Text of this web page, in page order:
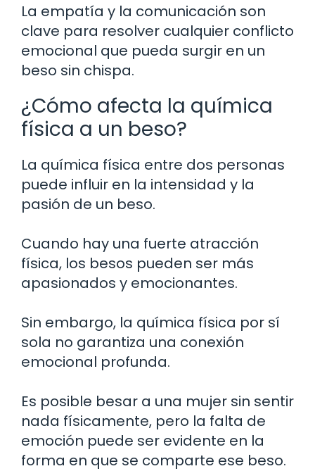
La empatía y la comunicación son
clave para resolver cualquier conflicto
emocional que pueda surgir en un
beso sin chispa.
¿Cómo afecta la química
física a un beso?
La química física entre dos personas
puede influir en la intensidad y la
pasión de un beso.
Cuando hay una fuerte atracción
física, los besos pueden ser más
apasionados y emocionantes.
Sin embargo, la química física por sí
sola no garantiza una conexión
emocional profunda.
Es posible besar a una mujer sin sentir
nada físicamente, pero la falta de
emoción puede ser evidente en la
forma en que se comparte ese beso.